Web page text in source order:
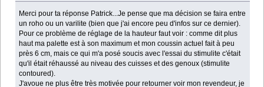
Merci pour ta réponse Patrick...Je pense que ma décision se faira entre
un roho ou un varilite (bien que j'ai encore peu d'infos sur ce dernier).
Pour ce problème de réglage de la hauteur faut voir : comme dit plus
haut ma palette est à son maximum et mon coussin actuel fait à peu
près 6 cm, mais ce qui m'a posé soucis avec l'essai du stimulite c'était
qu'il était réhaussé au niveau des cuisses et des genoux (stimulite
contoured).
J'avoue ne plus être très motivée pour retourner voir mon revendeur, je